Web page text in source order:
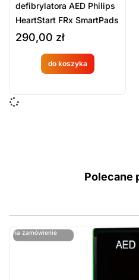
defibrylatora AED Philips
HeartStart FRx SmartPads
II
290,00 zł
do koszyka
Produkt
dostępny
Polecane
na zamówienie
ostatnie sztuki